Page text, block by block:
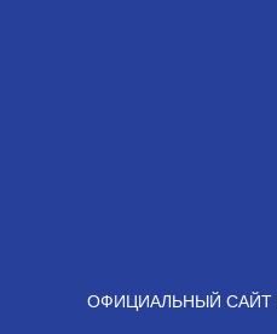
ОФИЦИАЛЬНЫЙ САЙТ